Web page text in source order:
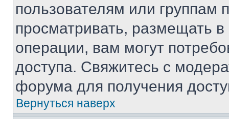
пользователям или группам
просматривать, размещать
операции, вам могут
доступа. Свяжитесь с
форума для получения
Вернуться наверх